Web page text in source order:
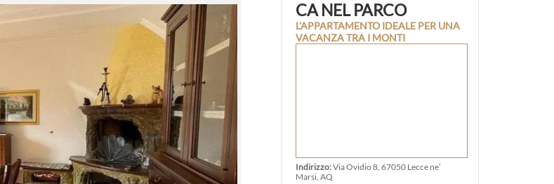
CA NEL PARCO
L'APPARTAMENTO IDEALE PER UNA
VACANZA TRA I MONTI
Indirizzo:Via Ovidio 8, 67050 Lecce neʼ
Marsi, AQ